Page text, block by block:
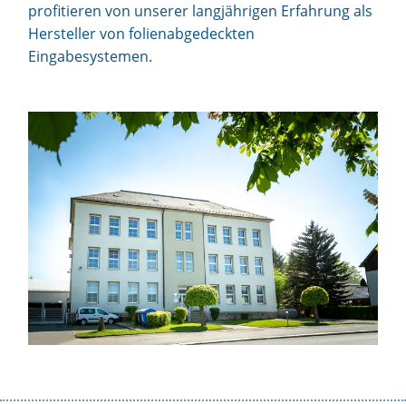
profitieren von unserer langjährigen Erfahrung als
Hersteller von folienabgedeckten
Eingabesystemen.